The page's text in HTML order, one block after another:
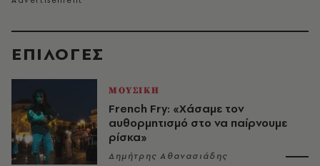
EΠΙΛΟΓΈΣ
ΜΟΥΣΙΚΗ
French Fry: «Χάσαμε τον
αυθορμητισμό στο να παίρνουμε
ρίσκα»
Δημήτρης Αθανασιάδης